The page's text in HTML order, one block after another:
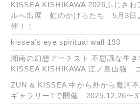
KISSEA KISHIKAWA 2026ふじさわ
ルへ出展 虹のかけらたち 5月3日
催！！
kissea’s eye spiritual wall 193
湘南の幻想アーチスト 不思議な生き
KISSEA KISHIKAWA 江ノ島山猫
ZUN & KISSEA 中から外から魔訶
ギャラリーTで開催 2025.12.26〜